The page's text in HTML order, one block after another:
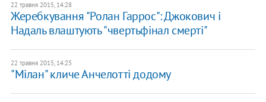
22 травня 2015, 14:28
Жеребкування "Ролан Гаррос": Джокович і
Надаль влаштують "чвертьфінал смерті"
22 травня 2015, 14:25
"Мілан" кличе Анчелотті додому